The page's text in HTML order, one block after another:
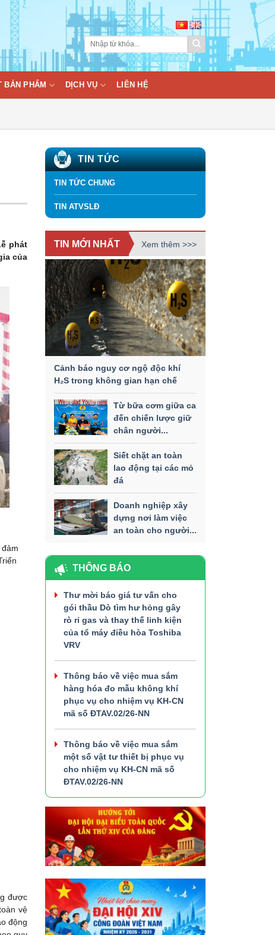
BẢN PHẨM DỊCH VỤ LIÊN HỆ
phát
của
được
vệ
động
TIN TỨC
TIN TỨC CHUNG
TIN ATVSLĐ
TIN MỚI NHẤT Xem thêm >>>
Cảnh báo nguy cơ ngộ độc khí
H₂S trong không gian hạn chế
Từ bữa cơm giữa ca
đến chiến lược giữ
chân người...
Siết chặt an toàn
lao động tại các mỏ
đá
Doanh nghiệp xây
dựng nơi làm việc
an toàn cho người...
THÔNG BÁO
Thư mời báo giá tư vấn cho
gói thầu Dò tìm hư hỏng gây
rò rỉ gas và thay thế linh kiện
của tổ máy điều hòa Toshiba
VRV
Thông báo về việc mua sắm
hàng hóa đo mẫu không khí
phục vụ cho nhiệm vụ KH-CN
mã số ĐTAV.02/26-NN
Thông báo về việc mua sắm
một số vật tư thiết bị phục vụ
cho nhiệm vụ KH-CN mã số
ĐTAV.02/26-NN